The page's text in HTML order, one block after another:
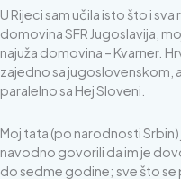
U Rijeci sam učila isto što i
domovina SFR Jugoslavija,
najuža domovina – Kvarner.
zajedno sa jugoslovenskom,
paralelno sa Hej Sloveni.
Moj tata (po narodnosti
navodno govorili da im je
do sedme godine; sve što se